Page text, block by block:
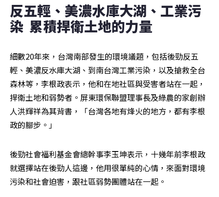
反五輕、美濃水庫大湖、工業污
染  累積捍衛土地的力量
細數20年來，台灣南部發生的環境議題，包括後勁反五
輕、美濃反水庫大湖、到南台灣工業污染，以及搶救全台
森林等，李根政表示，他和在地社區與受害者站在一起，
捍衛土地和弱勢者。屏東環保聯盟理事長及綠農的家創辦
人洪輝祥為其背書，「台灣各地有烽火的地方，都有李根
政的腳步。」
後勁社會福利基金會總幹事李玉坤表示，十幾年前李根政
就選擇站在後勁人這邊，他用很單純的心情，來面對環境
污染和社會迫害，跟社區弱勢團體站在一起。